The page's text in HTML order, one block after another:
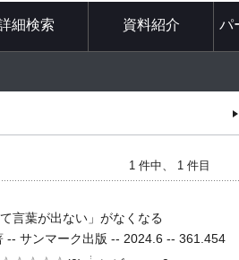
細検索 資料紹介 パ
1 件中、 1 件目
て言葉が出ない」がなくなる
-- サンマーク出版 -- 2024.6 -- 361.454